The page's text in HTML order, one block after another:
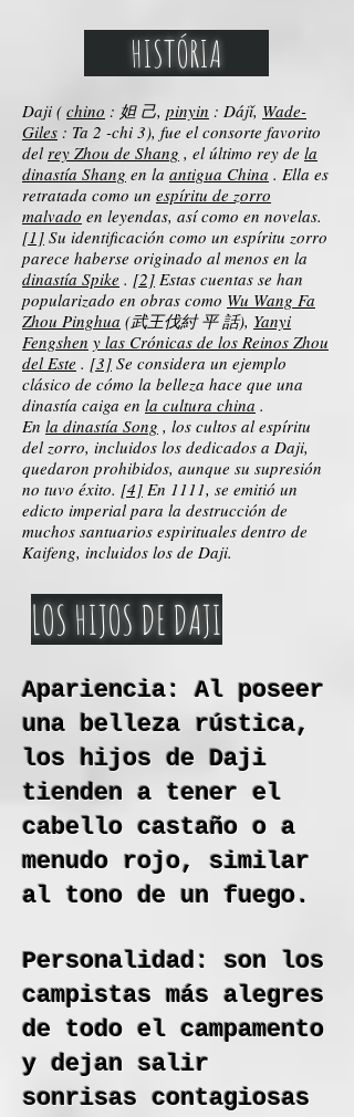
HISTÓRIA
Daji ( chino : 妲 己, pinyin : Dájǐ, Wade-
Giles : Ta 2 -chi 3), fue el consorte favorito
del rey Zhou de Shang , el último rey de la
dinastía Shang en la antigua China . Ella es
retratada como un espíritu de zorro
malvado en leyendas, así como en novelas.
[1] Su identificación como un espíritu zorro
parece haberse originado al menos en la
dinastía Spike . [2] Estas cuentas se han
popularizado en obras como Wu Wang Fa
Zhou Pinghua (武王伐紂 平 話), Yanyi
Fengshen y las Crónicas de los Reinos Zhou
del Este . [3] Se considera un ejemplo
clásico de cómo la belleza hace que una
dinastía caiga en la cultura china .
En la dinastía Song , los cultos al espíritu
del zorro, incluidos los dedicados a Daji,
quedaron prohibidos, aunque su supresión
no tuvo éxito. [4] En 1111, se emitió un
edicto imperial para la destrucción de
muchos santuarios espirituales dentro de
Kaifeng, incluidos los de Daji.
LOS HIJOS DE DAJI
Apariencia: Al poseer
una belleza rústica,
los hijos de Daji
tienden a tener el
cabello castaño o a
menudo rojo, similar
al tono de un fuego.
Personalidad: son los
campistas más alegres
de todo el campamento
y dejan salir
sonrisas contagiosas